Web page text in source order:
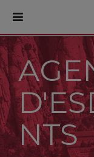
PORTADA
Monestir
Cultura
Actualitat
NTS